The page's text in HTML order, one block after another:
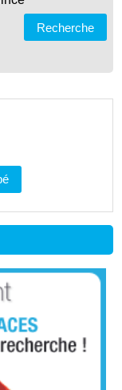
Recherche